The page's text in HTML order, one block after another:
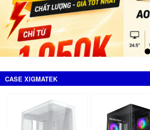
CASE XIGMATEK